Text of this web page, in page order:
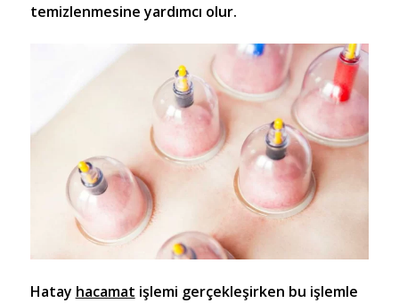
temizlenmesine yardımcı olur.
Hatay hacamat işlemi gerçekleşirken bu işlemle